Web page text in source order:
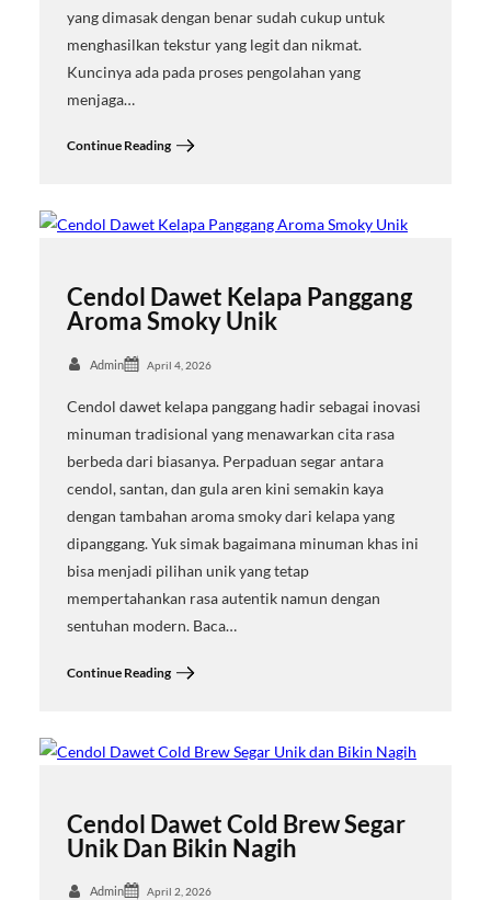
yang dimasak dengan benar sudah cukup untuk
menghasilkan tekstur yang legit dan nikmat.
Kuncinya ada pada proses pengolahan yang
menjaga…
Continue Reading
Cendol Dawet Kelapa Panggang
Aroma Smoky Unik
Admin April 4, 2026
Cendol dawet kelapa panggang hadir sebagai inovasi
minuman tradisional yang menawarkan cita rasa
berbeda dari biasanya. Perpaduan segar antara
cendol, santan, dan gula aren kini semakin kaya
dengan tambahan aroma smoky dari kelapa yang
dipanggang. Yuk simak bagaimana minuman khas ini
bisa menjadi pilihan unik yang tetap
mempertahankan rasa autentik namun dengan
sentuhan modern. Baca…
Continue Reading
Cendol Dawet Cold Brew Segar
Unik Dan Bikin Nagih
Admin April 2, 2026